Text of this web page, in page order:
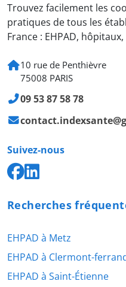
Trouvez facilement les
pratiques de tous les
France : EHPAD,
10 rue de Penthièvre
75008 PARIS
09 53 87 58 78
Suivez-nous
Recherches
EHPAD à Metz
EHPAD à Clermont-
EHPAD à Saint-Étienne